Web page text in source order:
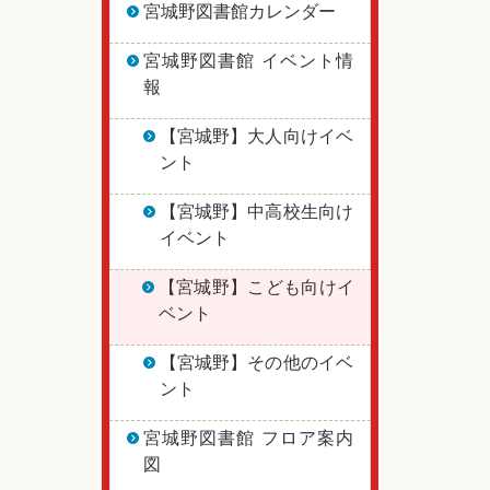
宮城野図書館カレンダー
宮城野図書館 イベント情
報
【宮城野】大人向けイベ
ント
【宮城野】中高校生向け
イベント
【宮城野】こども向けイ
ベント
【宮城野】その他のイベ
ント
宮城野図書館 フロア案内
図